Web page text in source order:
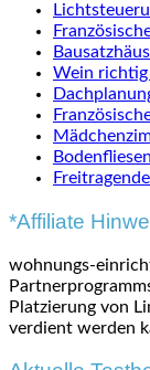
Wein richtig
*Affiliate
wohnungs-
Platzierung von
verdient werden